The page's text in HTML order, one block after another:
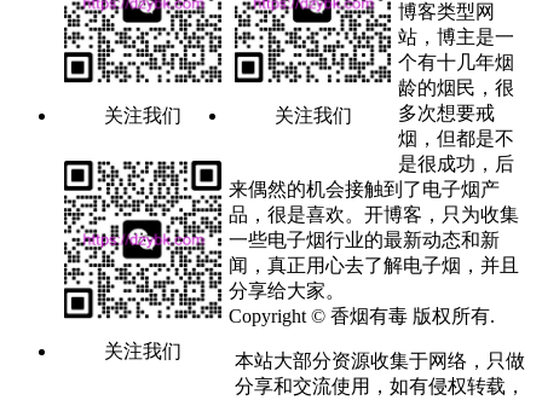
关注我们 关注我们
关注我们
博客类型网
站，博主是一
个有十几年烟
龄的烟民，很
多次想要戒
烟，但都是不
是很成功，后
来偶然的机会接触到了电子烟产
品，很是喜欢。开博客，只为收集
一些电子烟行业的最新动态和新
闻，真正用心去了解电子烟，并且
分享给大家。
Copyright © 香烟有毒 版权所有.
本站大部分资源收集于网络，只做
分享和交流使用，如有侵权转载，